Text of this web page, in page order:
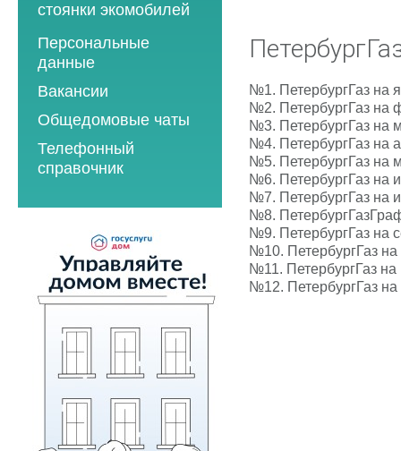
2017 год
2018 год
2021 год
2022 год
2025 год
2026 год
Мероприятия по
энергосбережению
2019 год
2019 год
2020 год
2021 год
2022 год
2023 год
2024 год
стоянки экомобилей
2019 год
2020 год
2021 год
2022 год
2023 год
2024 год
2025 год
2026 год
Персональные
данные
Вакансии
Общедомовые чаты
Телефонный
справочник
№1. ПетербургГаз
№2. ПетербургГаз на
№3. ПетербургГаз
№4. ПетербургГаз на
№5. ПетербургГаз
№6. ПетербургГаз
№7. ПетербургГаз
№8.
№9. ПетербургГаз на
№10. ПетербургГаз
№11. ПетербургГаз
№12. ПетербургГаз